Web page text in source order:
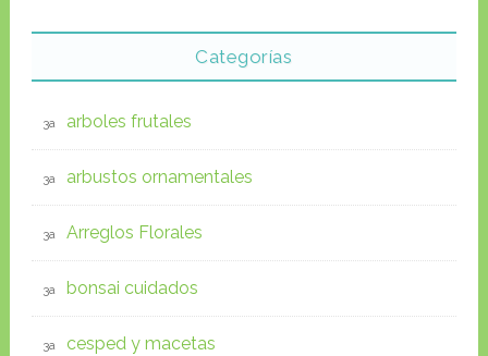
Categorías
arboles frutales
arbustos ornamentales
Arreglos Florales
bonsai cuidados
cesped y macetas